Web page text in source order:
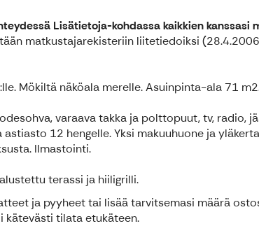
Lisätietoja-kohdassa kaikkien
matkustajarekisteriin liitetiedoiksi
Mökiltä näköala merelle. Asuinpinta-ala 71
varaava takka ja polttopuut, tv, radio,
12 hengelle. Yksi makuuhuone ja
Ilmastointi.
terassi ja hiiligrilli.
ja pyyheet tai lisää tarvitsemasi määrä
kätevästi tilata etukäteen.